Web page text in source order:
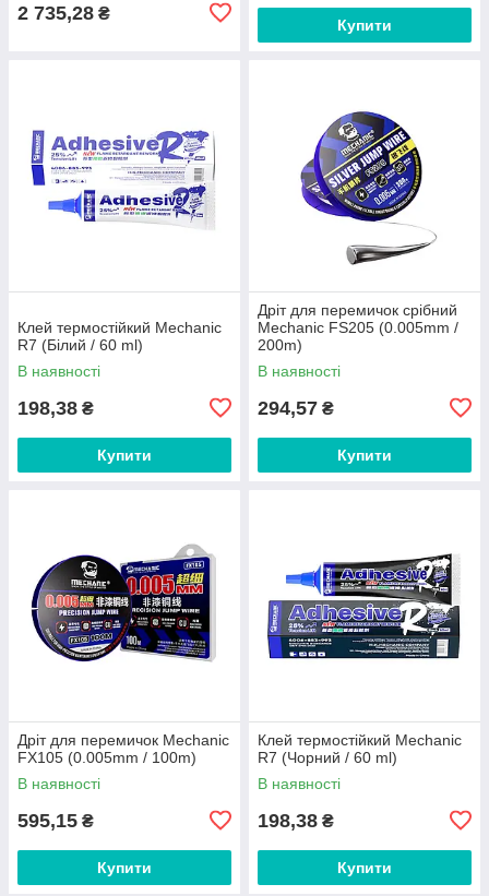
2 735,28 ₴
Купити
Клей термостійкий Mechanic
R7 (Білий / 60 ml)
В наявності
198,38 ₴
Купити
Дріт для перемичок срібний
Mechanic FS205 (0.005mm /
200m)
В наявності
294,57 ₴
Купити
Дріт для перемичок Mechanic
FX105 (0.005mm / 100m)
В наявності
595,15 ₴
Купити
Клей термостійкий Mechanic
R7 (Чорний / 60 ml)
В наявності
198,38 ₴
Купити